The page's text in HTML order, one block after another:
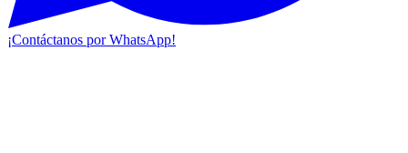
¡Contáctanos por WhatsApp!